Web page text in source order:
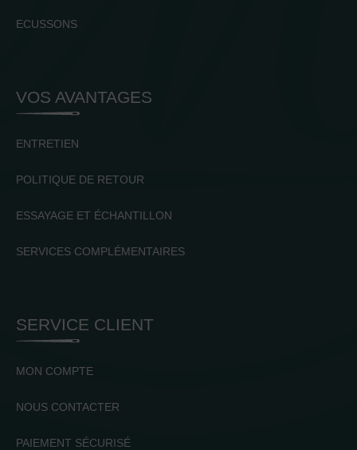
ECUSSONS
VOS AVANTAGES
ENTRETIEN
POLITIQUE DE RETOUR
ESSAYAGE ET ÉCHANTILLON
SERVICES COMPLÉMENTAIRES
SERVICE CLIENT
MON COMPTE
NOUS CONTACTER
PAIEMENT SÉCURISÉ